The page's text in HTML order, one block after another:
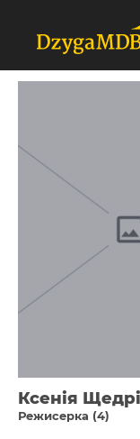
Ксенія
Режисерка (4)